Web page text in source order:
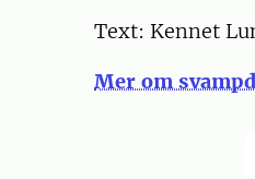
Text: Kennet
Mer om